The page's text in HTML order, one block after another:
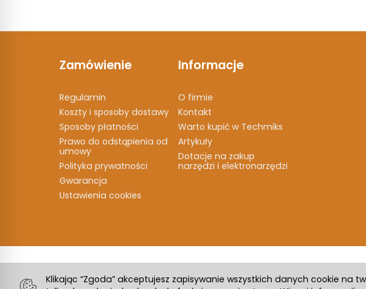
Zamówienie
Regulamin
Koszty i sposoby dostawy
Sposoby płatności
Prawo do odstąpienia od
umowy
Polityka prywatności
Gwarancja
Ustawienia cookies
Informacje
O firmie
Kontakt
Warto kupić w Techmiks
Artykuły
Dotacje na zakup
narzędzi i elektronarzędzi
Klikając “Zgoda” akceptujesz zapisywanie wszystkich danych cookie na